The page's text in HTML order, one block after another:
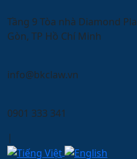
Tầng 9 Tòa nhà Diamond
Gòn, TP Hồ Chí Minh
info@bkclaw.vn
0901 333 341
|